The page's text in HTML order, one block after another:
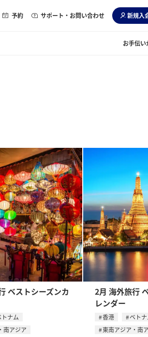
予約 サポート・お問い合わせ 新規入
お手伝
ベストシーズンカ
トナム
南アジア
2月 海外旅行
レンダー
香港
ベトナ
東南アジア・南